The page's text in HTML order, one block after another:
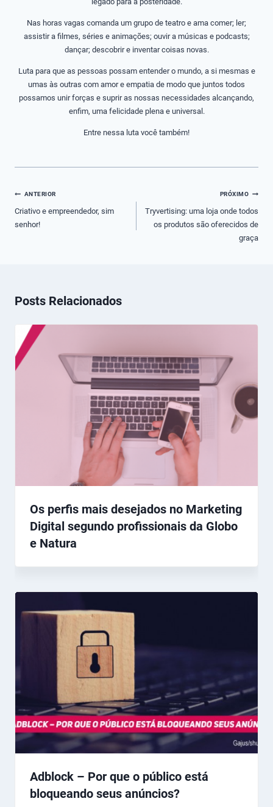
Nas horas vagas comanda um grupo de teatro e ama comer; ler;
assistir a filmes, séries e animações; ouvir a músicas e podcasts;
dançar; descobrir e inventar coisas novas.
Luta para que as pessoas possam entender o mundo, a si mesmas e
umas às outras com amor e empatia de modo que juntos todos
possamos unir forças e suprir as nossas necessidades alcançando,
enfim, uma felicidade plena e universal.
Entre nessa luta você também!
Navegação
de
Post
ANTERIOR
Criativo e empreendedor, sim
senhor!
PRÓXIMO
Tryvertising: uma loja onde todos
os produtos são oferecidos de
graça
Posts Relacionados
Os perfis mais desejados no Marketing
Digital segundo profissionais da Globo
e Natura
Adblock – Por que o público está
bloqueando seus anúncios?